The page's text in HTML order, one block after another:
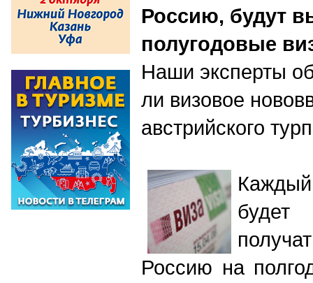
Россию, будут
полугодовые
Наши эксперты
ли визовое
австрийского
Россию на